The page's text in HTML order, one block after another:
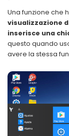
Una funzione che
visualizzazione
inserisce una
questo quando
avere la stessa